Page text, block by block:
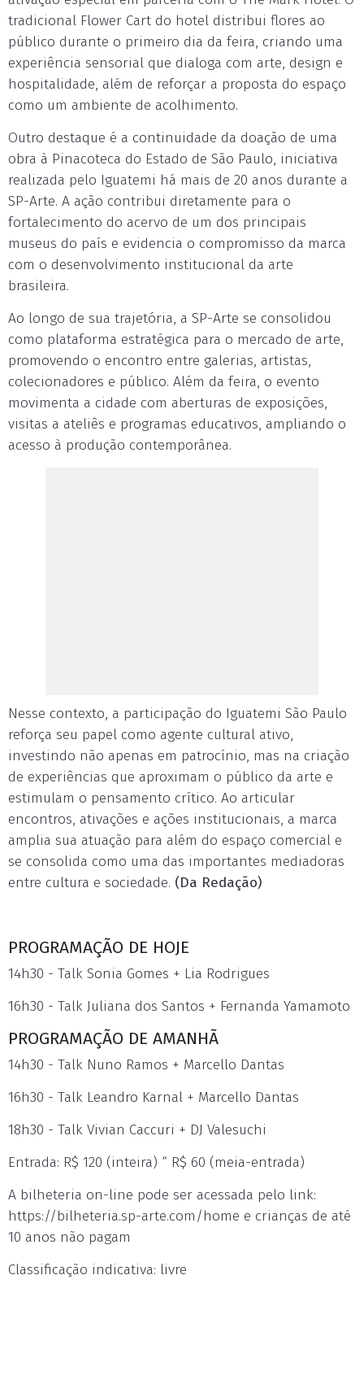
tradicional Flower Cart do hotel distribui flores ao
público durante o primeiro dia da feira, criando uma
experiência sensorial que dialoga com arte, design e
hospitalidade, além de reforçar a proposta do espaço
como um ambiente de acolhimento.
Outro destaque é a continuidade da doação de uma
obra à Pinacoteca do Estado de São Paulo, iniciativa
realizada pelo Iguatemi há mais de 20 anos durante a
SP-Arte. A ação contribui diretamente para o
fortalecimento do acervo de um dos principais
museus do país e evidencia o compromisso da marca
com o desenvolvimento institucional da arte
brasileira.
Ao longo de sua trajetória, a SP-Arte se consolidou
como plataforma estratégica para o mercado de arte,
promovendo o encontro entre galerias, artistas,
colecionadores e público. Além da feira, o evento
movimenta a cidade com aberturas de exposições,
visitas a ateliês e programas educativos, ampliando o
acesso à produção contemporânea.
Nesse contexto, a participação do Iguatemi São Paulo
reforça seu papel como agente cultural ativo,
investindo não apenas em patrocínio, mas na criação
de experiências que aproximam o público da arte e
estimulam o pensamento crítico. Ao articular
encontros, ativações e ações institucionais, a marca
amplia sua atuação para além do espaço comercial e
se consolida como uma das importantes mediadoras
entre cultura e sociedade. (Da Redação)
PROGRAMAÇÃO DE HOJE
14h30 - Talk Sonia Gomes + Lia Rodrigues
16h30 - Talk Juliana dos Santos + Fernanda Yamamoto
PROGRAMAÇÃO DE AMANHÃ
14h30 - Talk Nuno Ramos + Marcello Dantas
16h30 - Talk Leandro Karnal + Marcello Dantas
18h30 - Talk Vivian Caccuri + DJ Valesuchi
Entrada: R$ 120 (inteira) “ R$ 60 (meia-entrada)
A bilheteria on-line pode ser acessada pelo link:
https://bilheteria.sp-arte.com/home e crianças de até
10 anos não pagam
Classificação indicativa: livre